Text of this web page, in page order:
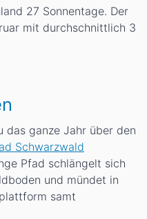
27 Sonnentage. Der
mit durchschnittlich 3
das ganze Jahr über den
Schwarzwald
Pfad schlängelt sich
und mündet in
samt